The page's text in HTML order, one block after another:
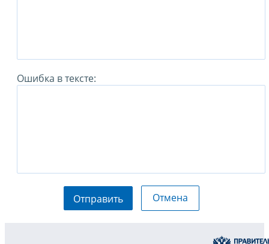
Ошибка в тексте:
Отправить Отмена